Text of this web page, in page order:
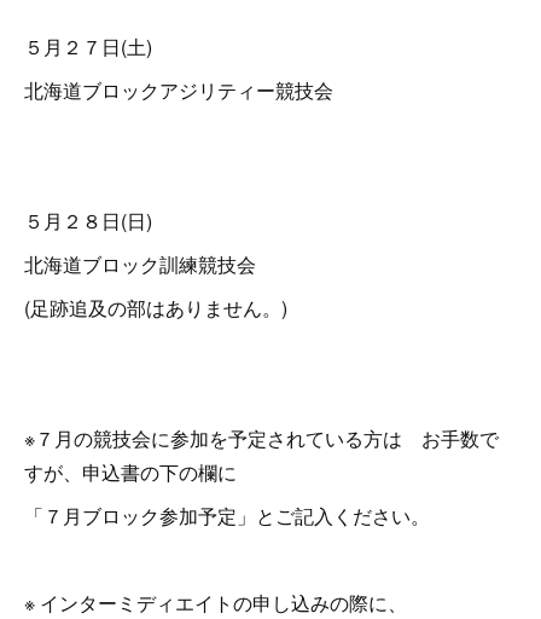
５月２７日(土)
北海道ブロックアジリティー競技会
５月２８日(日)
北海道ブロック訓練競技会
(足跡追及の部はありません。)
※７月の競技会に参加を予定されている方は お手数で
すが、申込書の下の欄に
「７月ブロック参加予定」とご記入ください。
※ インターミディエイトの申し込みの際に、